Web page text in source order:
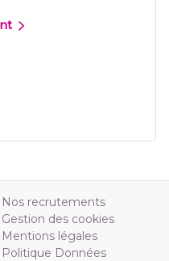
Nos recrutements
Gestion des cookies
Mentions légales
Politique Données